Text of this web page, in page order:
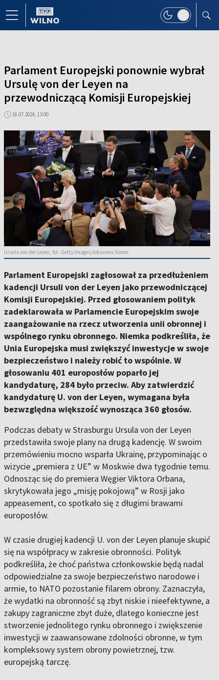
Parlament Europejski ponownie wybrał
Ursulę von der Leyen na
przewodniczącą Komisji Europejskiej
18.07.2024, 13:00
Ursula von der Leyen, fot. Getty Images/Johannes Simon
Parlament Europejski zagłosował za przedłużeniem
kadencji Ursuli von der Leyen jako przewodniczącej
Komisji Europejskiej. Przed głosowaniem polityk
zadeklarowała w Parlamencie Europejskim swoje
zaangażowanie na rzecz utworzenia unii obronnej i
wspólnego rynku obronnego. Niemka podkreśliła, że
Unia Europejska musi zwiększyć inwestycje w swoje
bezpieczeństwo i należy robić to wspólnie. W
głosowaniu 401 europosłów poparło jej
kandydaturę, 284 było przeciw. Aby zatwierdzić
kandydaturę U. von der Leyen, wymagana była
bezwzględna większość wynosząca 360 głosów.
Podczas debaty w Strasburgu Ursula von der Leyen
przedstawiła swoje plany na drugą kadencję. W swoim
przemówieniu mocno wsparła Ukrainę, przypominając o
wizycie „premiera z UE” w Moskwie dwa tygodnie temu.
Odnosząc się do premiera Węgier Viktora Orbana,
skrytykowała jego „misję pokojową” w Rosji jako
appeasement, co spotkało się z długimi brawami
europosłów.
W czasie drugiej kadencji U. von der Leyen planuje skupić
się na współpracy w zakresie obronności. Polityk
podkreśliła, że choć państwa członkowskie będą nadal
odpowiedzialne za swoje bezpieczeństwo narodowe i
armie, to NATO pozostanie filarem obrony. Zaznaczyła,
że wydatki na obronność są zbyt niskie i nieefektywne, a
zakupy zagraniczne zbyt duże, dlatego konieczne jest
stworzenie jednolitego rynku obronnego i zwiększenie
inwestycji w zaawansowane zdolności obronne, w tym
kompleksowy system obrony powietrznej, tzw.
europejską tarczę.